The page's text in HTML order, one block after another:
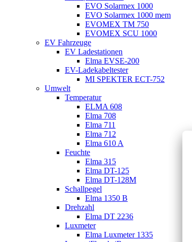
EVO Solarmex 1000
EVO Solarmex 1000 mem
EVOMEX TM 750
EVOMEX SCU 1000
EV Fahrzeuge
EV Ladestationen
Elma EVSE-200
EV-Ladekabeltester
MI SPEKTER ECT-752
Umwelt
Temperatur
ELMA 608
Elma 708
Elma 711
Elma 712
Elma 610 A
Feuchte
Elma 315
Elma DT-125
Elma DT-128M
Schallpegel
Elma 1350 B
Drehzahl
Elma DT 2236
Luxmeter
Elma Luxmeter 1335